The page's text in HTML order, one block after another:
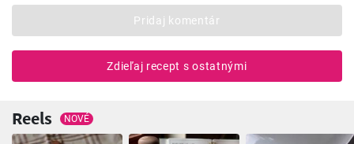
Pridaj komentár
Zdieľaj recept s ostatnými
Reels NOVÉ